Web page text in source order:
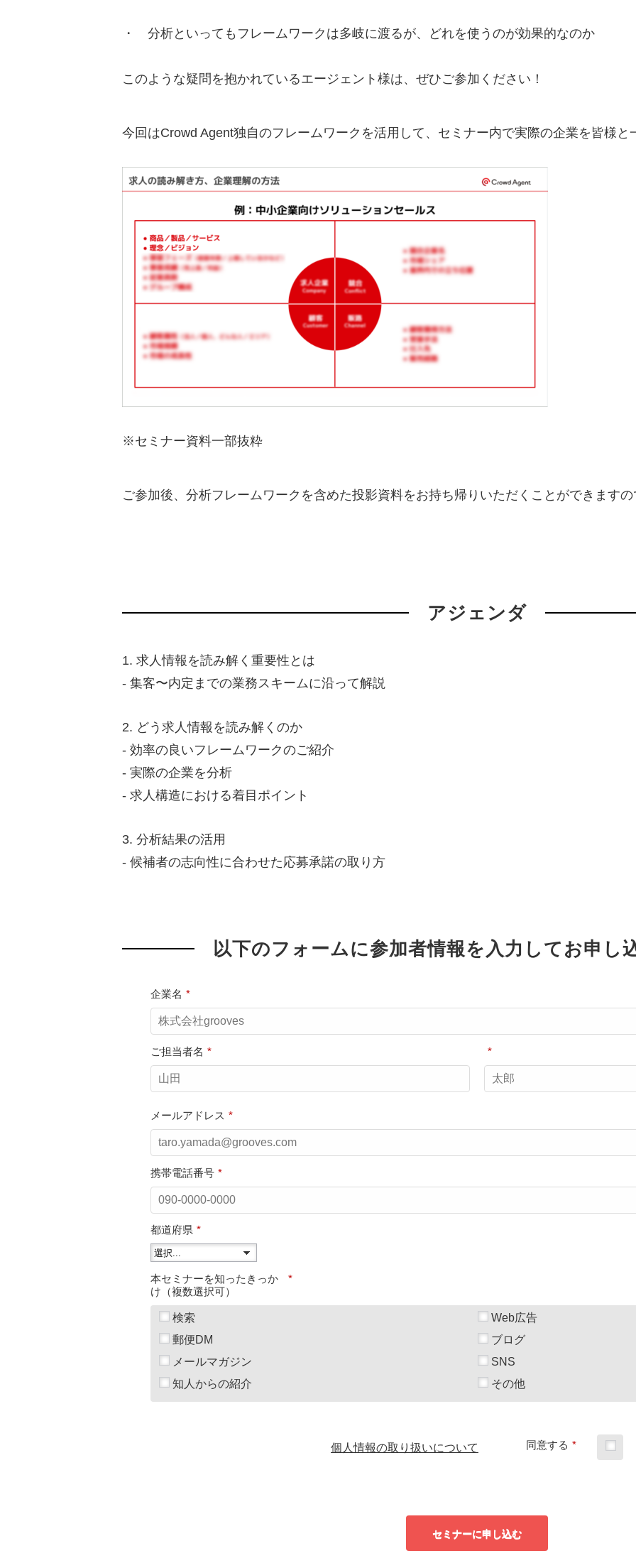
・ 分析といってもフレームワークは多岐に渡るが、どれを使うのが効果的なのか
このような疑問を抱かれているエージェント様は、ぜひご参加ください！
今回はCrowd Agent独自のフレームワークを活用して、セミナー内で実際の企業を皆様と
※セミナー資料一部抜粋
ご参加後、分析フレームワークを含めた投影資料をお持ち帰りいただくことができます
アジェンダ
1. 求人情報を読み解く重要性とは
- 集客〜内定までの業務スキームに沿って解説
2. どう求人情報を読み解くのか
- 効率の良いフレームワークのご紹介
- 実際の企業を分析
- 求人構造における着目ポイント
3. 分析結果の活用
- 候補者の志向性に合わせた応募承諾の取り方
以下のフォームに参加者情報を入力してお申し
*
企業名
*
ご担当者名 *
*
メールアドレス
*
携帯電話番号
*
都道府県
*
本セミナーを知ったきっか
け（複数選択可）
検索
Web広告
郵便DM
ブログ
メールマガジン
SNS
知人からの紹介
その他
個人情報の取り扱いについて *
同意する
セミナーに申し込む